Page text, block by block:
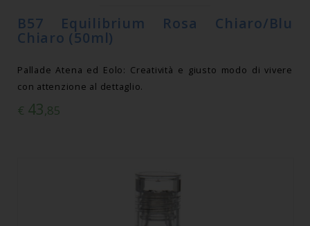
B57 Equilibrium Rosa Chiaro/Blu
Chiaro (50ml)
Pallade Atena ed Eolo: Creatività e giusto modo di vivere
con attenzione al dettaglio.
€ 43,85